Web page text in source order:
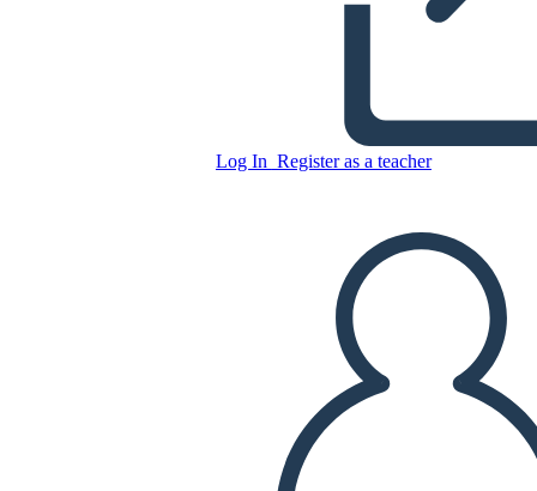
Log In Register as a teacher
Revolucion francesa
CREATE A STORYBOARD
PLAY SLIDESHOW
READ TO ME